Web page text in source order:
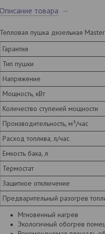
Описание товара
Тепловая пушка дизельная
Гарантия
Тип пушки
Напряжение
Мощность, кВт
Количество ступеней мощности
Производительность, м³/час
Расход топлива, л/час
Емкость бака, л
Термостат
Защитное отключение
Предварительный разогрев
Мгновенный нагрев
Экологичный обогрев